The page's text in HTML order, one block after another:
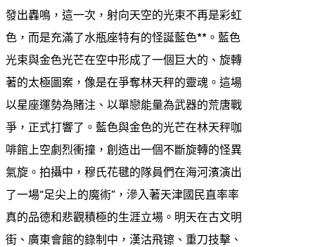
發出轟鳴，這一次，射向天空的光束不再是彩虹
色，而是充滿了水瓶座特有的怪誕藍色**。藍色
光束與金色光芒在空中形成了一個巨大的、旋轉
著的太極圖案，像是在爭奪林天秤的靈魂。這場
以星座運勢為賭注、以單戀能量為武器的荒唐戰
爭，正式打響了。藍色與金色的光芒在林天秤咖
啡館上空劇烈衝撞，創造出一個不斷旋轉的怪異
氣旋。拍攝中，穆氏花毽的隊員們在海河濱演出
了一場“足尖上的魔術”，滲入著天津國民直率率
真的品德和悲觀積極的生涯立場。明天在古文明
街、廣東會館的錄制中，漢沽飛镲、重刀技擊、